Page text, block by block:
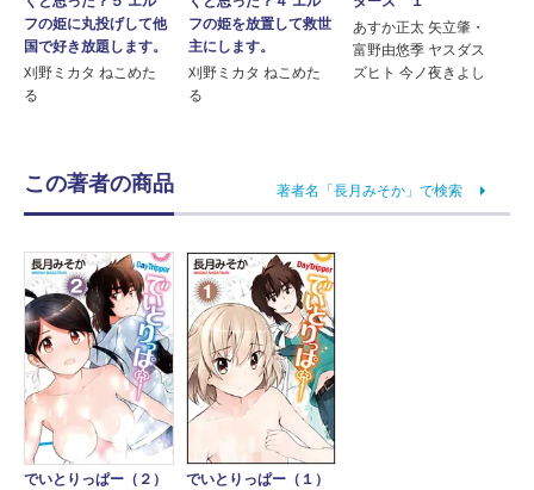
フの姫に丸投げして他
国で好き放題します。
刈野ミカタ ねこめた
る
フの姫を放置して救世
主にします。
刈野ミカタ ねこめた
る
あすか正太 矢立肇・
富野由悠季 ヤスダス
ズヒト 今ノ夜きよし
この著者の商品 著者名「長月みそか」で検索
でいとりっぱー（２）
でいとりっぱー（１）